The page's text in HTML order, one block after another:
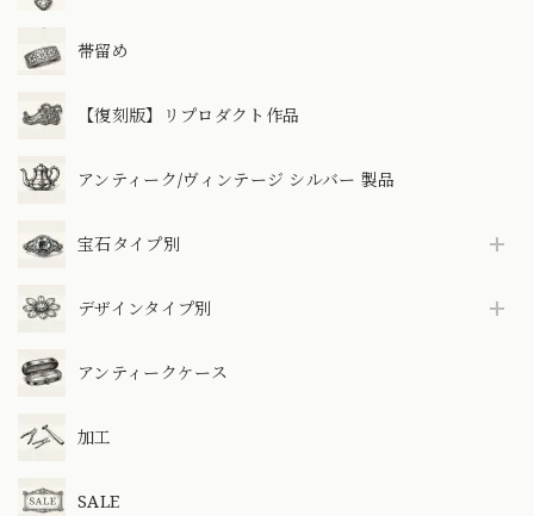
帯留め
【復刻版】リプロダクト作品
アンティーク/ヴィンテージ シルバー 製品
宝石タイプ別
デザインタイプ別
アンティークケース
加工
SALE